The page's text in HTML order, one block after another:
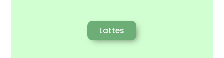
Lattes